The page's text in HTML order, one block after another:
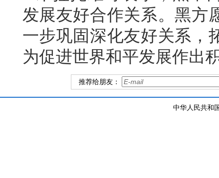
发展友好合作关系。黑方
一步巩固深化友好关系，
为促进世界和平发展作出
推荐给朋友：
中华人民共和